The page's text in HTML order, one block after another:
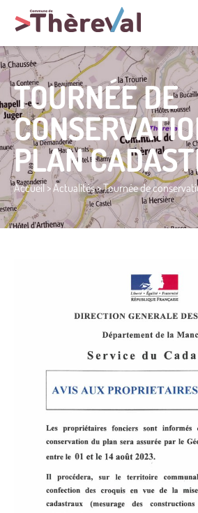
TOURNÉE DE
PLAN
Accueil>Actualités>Tournée de